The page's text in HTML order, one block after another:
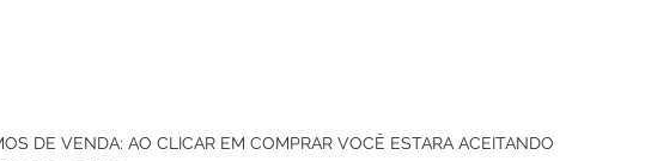
DE VENDA: AO CLICAR EM COMPRAR VOCÊ ESTARA ACEITANDO